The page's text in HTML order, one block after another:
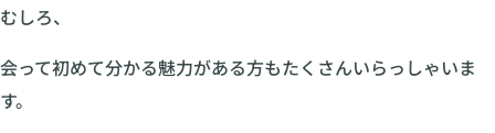
むしろ、
会って初めて分かる魅力がある方もたくさんいらっしゃいま
す。